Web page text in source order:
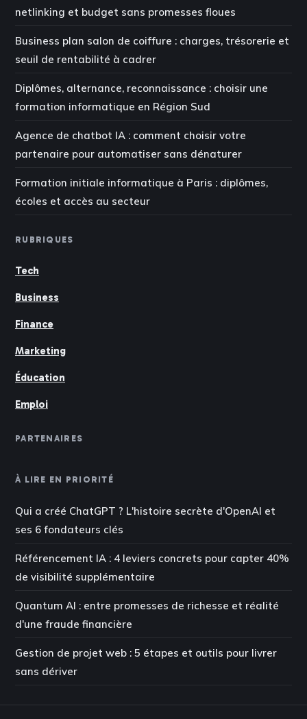
netlinking et budget sans promesses floues
Business plan salon de coiffure : charges, trésorerie et
seuil de rentabilité à cadrer
Diplômes, alternance, reconnaissance : choisir une
formation informatique en Région Sud
Agence de chatbot IA : comment choisir votre
partenaire pour automatiser sans dénaturer
Formation initiale informatique à Paris : diplômes,
écoles et accès au secteur
RUBRIQUES
Tech
Business
Finance
Marketing
Éducation
Emploi
PARTENAIRES
À LIRE EN PRIORITÉ
Qui a créé ChatGPT ? L'histoire secrète d'OpenAI et
ses 6 fondateurs clés
Référencement IA : 4 leviers concrets pour capter 40%
de visibilité supplémentaire
Quantum AI : entre promesses de richesse et réalité
d'une fraude financière
Gestion de projet web : 5 étapes et outils pour livrer
sans dériver